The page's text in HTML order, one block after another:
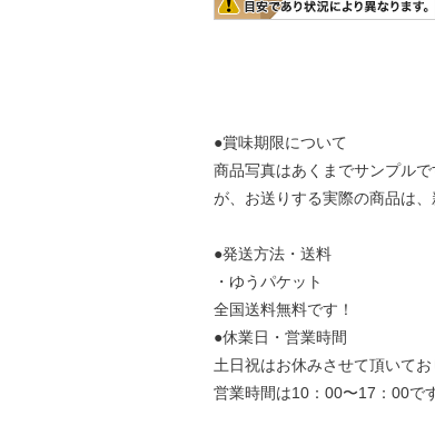
●賞味期限について
商品写真はあくまでサンプル
が、お送りする実際の商品は
●発送方法・送料
・ゆうパケット
全国送料無料です！
●休業日・営業時間
土日祝はお休みさせて頂いてお
営業時間は10：00〜17：00で